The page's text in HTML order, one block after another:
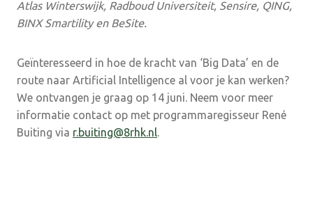
Atlas Winterswijk, Radboud Universiteit, Sensire, QING,
BINX Smartility en BeSite.
Geïnteresseerd in hoe de kracht van ‘Big Data’ en de
route naar Artificial Intelligence al voor je kan werken?
We ontvangen je graag op 14 juni. Neem voor meer
informatie contact op met programmaregisseur René
Buiting via r.buiting@8rhk.nl.